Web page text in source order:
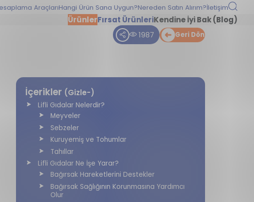
AraçlarıHangi Ürün Sana Uygun?Nereden Satın Alırım?İletişim
ÜrünlerFırsat ÜrünleriKendine İyi Bak (Blog)
1987 Geri Dön
İçerikler (Gizle-)
Lifli Gıdalar Nelerdir?
Meyveler
Sebzeler
Kuruyemiş ve Tohumlar
Tahıllar
Lifli Gıdalar Ne İşe Yarar?
Bağırsak Hareketlerini Destekler
Bağırsak Sağlığının Korunmasına Yardımcı
Olur